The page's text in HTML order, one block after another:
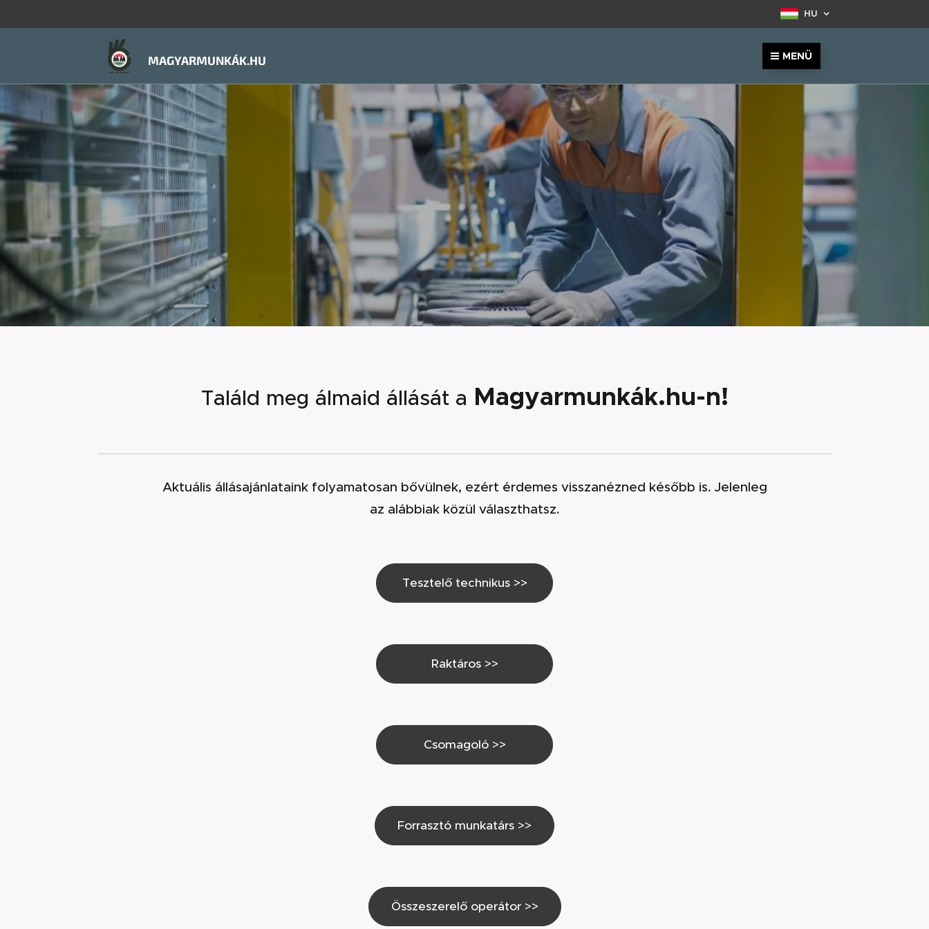
HU
MAGYARMUNKÁK.HU MENÜ
Találd meg álmaid állását a Magyarmunkák.hu-n!
Aktuális állásajánlataink folyamatosan bővülnek, ezért érdemes visszanézned később is. Jelenleg
az alábbiak közül választhatsz.
Tesztelő technikus >>
Raktáros >>
Csomagoló >>
Forrasztó munkatárs >>
Összeszerelő operátor >>